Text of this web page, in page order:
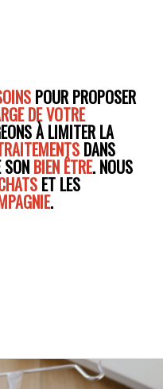
POUR PROPOSER
DE VOTRE
À LIMITER LA
DANS
BIEN ÊTRE. NOUS
ET LES
.